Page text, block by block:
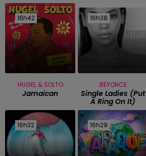
16h42
16h42
HUGEL & SOLTO
Jamaican
16h38
16h38
BEYONCE
Single Ladies (put
A Ring On It)
16h32
16h32 16h29
16h29